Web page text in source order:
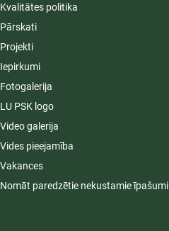
Kvalitātes politika
Pārskati
Projekti
Iepirkumi
Fotogalerija
LU PSK logo
Video galerija
Vides pieejamība
Vakances
Nomāt paredzētie nekustamie īpašumi